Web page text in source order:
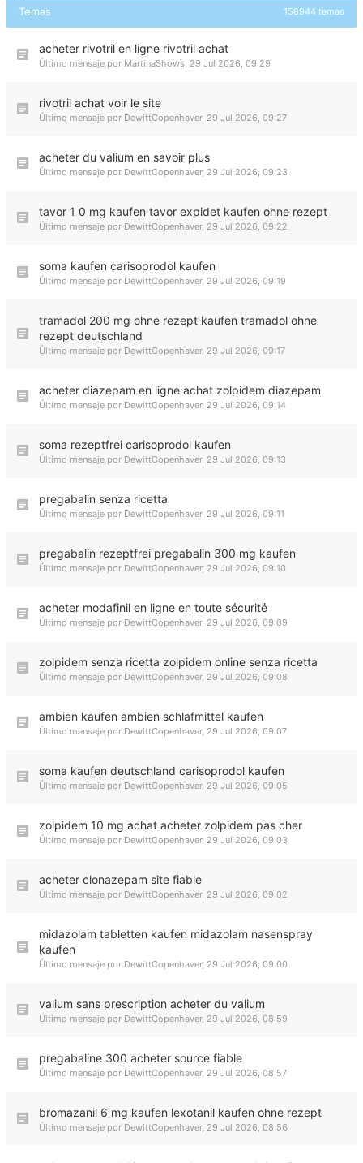
Temas 158944 temas
acheter rivotril en ligne rivotril achat
Último mensaje por MartinaShows, 29 Jul 2026, 09:29
rivotril achat voir le site
Último mensaje por DewittCopenhaver, 29 Jul 2026, 09:27
acheter du valium en savoir plus
Último mensaje por DewittCopenhaver, 29 Jul 2026, 09:23
tavor 1 0 mg kaufen tavor expidet kaufen ohne rezept
Último mensaje por DewittCopenhaver, 29 Jul 2026, 09:22
soma kaufen carisoprodol kaufen
Último mensaje por DewittCopenhaver, 29 Jul 2026, 09:19
tramadol 200 mg ohne rezept kaufen tramadol ohne
rezept deutschland
Último mensaje por DewittCopenhaver, 29 Jul 2026, 09:17
acheter diazepam en ligne achat zolpidem diazepam
Último mensaje por DewittCopenhaver, 29 Jul 2026, 09:14
soma rezeptfrei carisoprodol kaufen
Último mensaje por DewittCopenhaver, 29 Jul 2026, 09:13
pregabalin senza ricetta
Último mensaje por DewittCopenhaver, 29 Jul 2026, 09:11
pregabalin rezeptfrei pregabalin 300 mg kaufen
Último mensaje por DewittCopenhaver, 29 Jul 2026, 09:10
acheter modafinil en ligne en toute sécurité
Último mensaje por DewittCopenhaver, 29 Jul 2026, 09:09
zolpidem senza ricetta zolpidem online senza ricetta
Último mensaje por DewittCopenhaver, 29 Jul 2026, 09:08
ambien kaufen ambien schlafmittel kaufen
Último mensaje por DewittCopenhaver, 29 Jul 2026, 09:07
soma kaufen deutschland carisoprodol kaufen
Último mensaje por DewittCopenhaver, 29 Jul 2026, 09:05
zolpidem 10 mg achat acheter zolpidem pas cher
Último mensaje por DewittCopenhaver, 29 Jul 2026, 09:03
acheter clonazepam site fiable
Último mensaje por DewittCopenhaver, 29 Jul 2026, 09:02
midazolam tabletten kaufen midazolam nasenspray
kaufen
Último mensaje por DewittCopenhaver, 29 Jul 2026, 09:00
valium sans prescription acheter du valium
Último mensaje por DewittCopenhaver, 29 Jul 2026, 08:59
pregabaline 300 acheter source fiable
Último mensaje por DewittCopenhaver, 29 Jul 2026, 08:57
bromazanil 6 mg kaufen lexotanil kaufen ohne rezept
Último mensaje por DewittCopenhaver, 29 Jul 2026, 08:56